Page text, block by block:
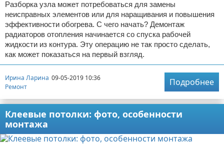
Разборка узла может потребоваться для замены
неисправных элементов или для наращивания и повышения
эффективности обогрева. С чего начать? Демонтаж
радиаторов отопления начинается со спуска рабочей
жидкости из контура. Эту операцию не так просто сделать,
как может показаться на первый взгляд.
Ирина Ларина 09-05-2019 10:36
Ремонт
Подробнее
Клеевые потолки: фото, особенности
монтажа